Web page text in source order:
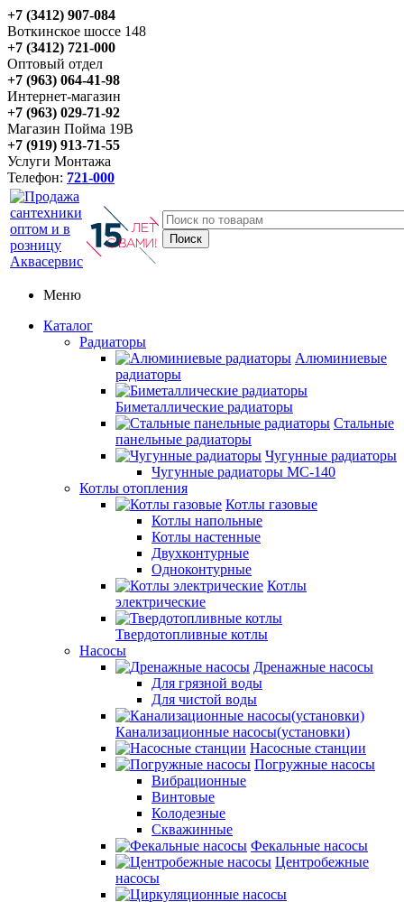
+7 (3412) 907-084
Воткинское шоссе 148
+7 (3412) 721-000
Оптовый отдел
+7 (963) 064-41-98
Интернет-магазин
+7 (963) 029-71-92
Магазин Пойма 19В
+7 (919) 913-71-55
Услуги Монтажа
Телефон: 721-000
Меню
Каталог
Радиаторы
Алюминиевые
радиаторы
Биметаллические радиаторы
Стальные
панельные радиаторы
Чугунные радиаторы
Чугунные радиаторы МС-140
Котлы отопления
Котлы газовые
Котлы напольные
Котлы настенные
Двухконтурные
Одноконтурные
Котлы
электрические
Твердотопливные котлы
Насосы
Дренажные насосы
Для грязной воды
Для чистой воды
Канализационные насосы(установки)
Насосные станции
Погружные насосы
Вибрационные
Винтовые
Колодезные
Скважинные
Фекальные насосы
Центробежные
насосы